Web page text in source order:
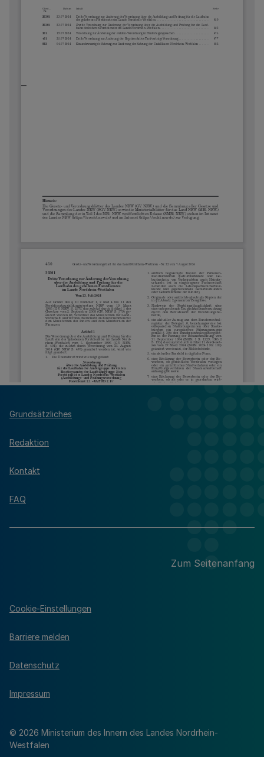
Grundsätzliches
Redaktion
Kontakt
FAQ
Zum Seitenanfang
© 2026 Ministerium des Innern des Landes Nordrhein-
Westfalen
Cookie-Einstellungen
Barriere melden
Datenschutz
Impressum